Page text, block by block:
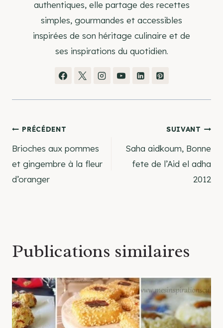
authentiques, elle partage des recettes
simples, gourmandes et accessibles
inspirées de son héritage culinaire et de
ses inspirations du quotidien.
Navigation
de
l’article
PRÉCÉDENT
Brioches aux pommes
et gingembre à la fleur
d’oranger
SUIVANT
Saha aidkoum, Bonne
fete de l’Aid el adha
2012
Publications similaires